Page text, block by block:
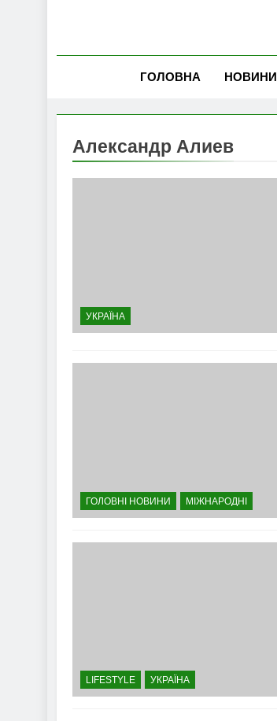
ГОЛОВНА НОВИНИ
Александр Алиев
УКРАЇНА
ГОЛОВНІ НОВИНИ МІЖНАРОДНІ
LIFESTYLE УКРАЇНА